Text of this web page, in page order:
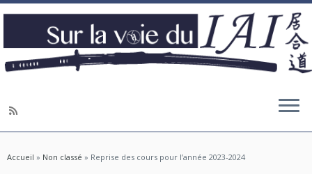
Accueil » Non classé » Reprise des cours pour l’année 2023-2024